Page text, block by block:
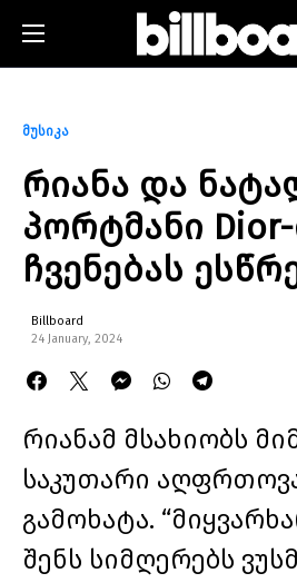
მუსიკა
რიანა და
პორტმანი
ჩვენებას
Billboard
24 January, 2024
რიანამ მსახიობს
საკუთარი
გამოხატა.
შენს სიმღერებს